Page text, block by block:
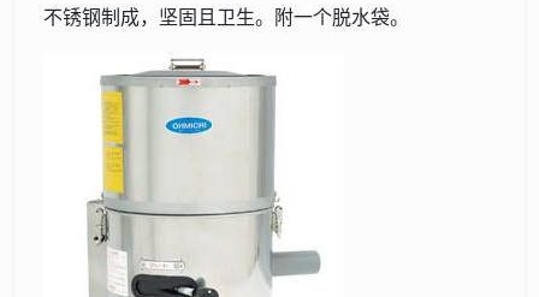
不锈钢制成，坚固且卫生。附一个脱水袋。